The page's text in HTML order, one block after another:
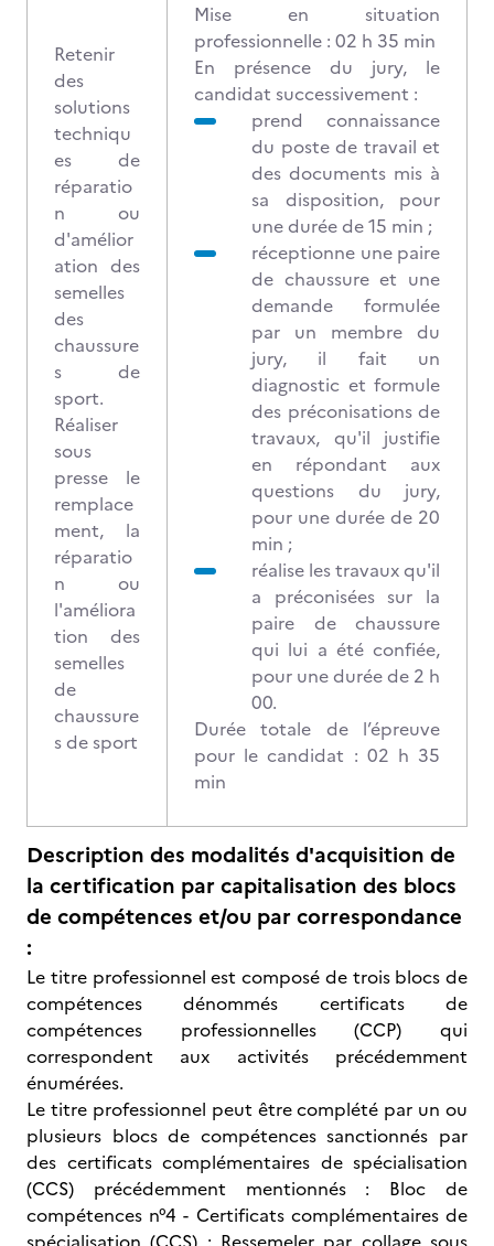
Retenir
des
solutions
techniqu
es de
réparatio
n ou
d'amélior
ation des
semelles
des
chaussure
s de
sport.
Réaliser
sous
presse le
remplace
ment, la
réparatio
n ou
l'améliora
tion des
semelles
de
chaussure
s de sport
Mise en situation
professionnelle : 02 h 35 min
En présence du jury, le
candidat successivement :
prend connaissance
du poste de travail et
des documents mis à
sa disposition, pour
une durée de 15 min ;
réceptionne une paire
de chaussure et une
demande formulée
par un membre du
jury, il fait un
diagnostic et formule
des préconisations de
travaux, qu'il justifie
en répondant aux
questions du jury,
pour une durée de 20
min ;
réalise les travaux qu'il
a préconisées sur la
paire de chaussure
qui lui a été confiée,
pour une durée de 2 h
00.
Durée totale de l’épreuve
pour le candidat : 02 h 35
min
Description des modalités d'acquisition de
la certification par capitalisation des blocs
de compétences et/ou par correspondance
:
Le titre professionnel est composé de trois blocs de
compétences dénommés certificats de
compétences professionnelles (CCP) qui
correspondent aux activités précédemment
énumérées.
Le titre professionnel peut être complété par un ou
plusieurs blocs de compétences sanctionnés par
des certificats complémentaires de spécialisation
(CCS) précédemment mentionnés : Bloc de
compétences n°4 - Certificats complémentaires de